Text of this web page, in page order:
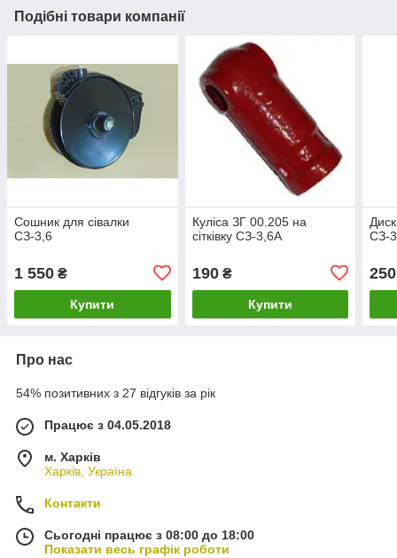
Подібні товари компанії
Сошник для сівалки
СЗ-3,6
1 550 ₴
Купити
Куліса ЗГ 00.205 на
сітківку СЗ-3,6А
190₴
Купити
СЗ-
250
Про нас
54% позитивних з 27 відгуків за рік
Працює з 04.05.2018
м. Харків
Харків, Україна
Контакти
Сьогодні працює з 08:00 до 18:00
Показати весь графік роботи